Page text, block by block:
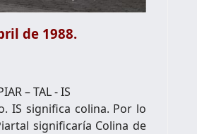
de 1988.
– TAL - IS
IS significa colina. Por lo
significaría Colina de